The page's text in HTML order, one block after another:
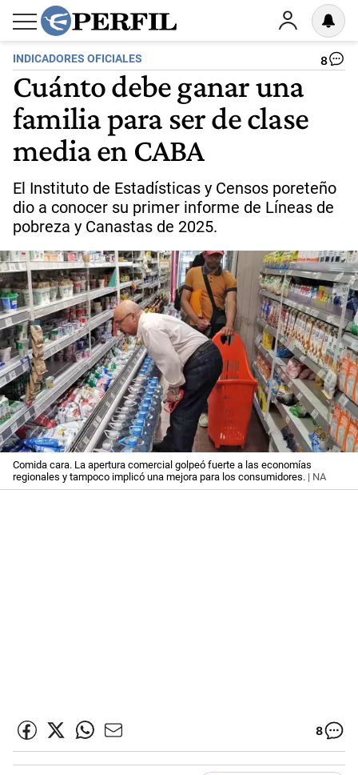
INDICADORES OFICIALES 8
Cuánto debe ganar una
familia para ser de clase
media en CABA
El Instituto de Estadísticas y Censos poreteño
dio a conocer su primer informe de Líneas de
pobreza y Canastas de 2025.
Comida cara. La apertura comercial golpeó fuerte a las economías
regionales y tampoco implicó una mejora para los consumidores. | NA
8